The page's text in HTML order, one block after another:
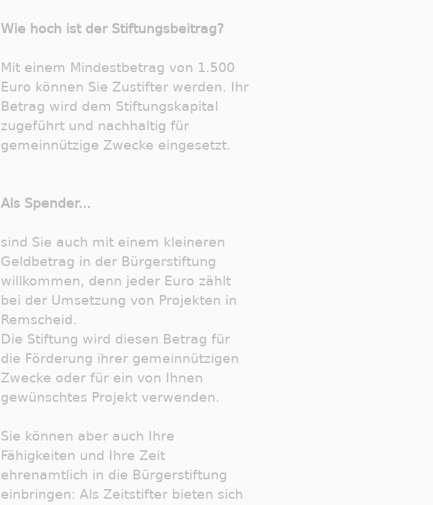
Wie hoch ist der Stiftungsbeitrag?
Mit einem Mindestbetrag von 1.500
Euro können Sie Zustifter werden. Ihr
Betrag wird dem Stiftungskapital
zugeführt und nachhaltig für
gemeinnützige Zwecke eingesetzt.
Als Spender...
sind Sie auch mit einem kleineren
Geldbetrag in der Bürgerstiftung
willkommen, denn jeder Euro zählt
bei der Umsetzung von Projekten in
Remscheid.
Die Stiftung wird diesen Betrag für
die Förderung ihrer gemeinnützigen
Zwecke oder für ein von Ihnen
gewünschtes Projekt verwenden.
Sie können aber auch Ihre
Fähigkeiten und Ihre Zeit
ehrenamtlich in die Bürgerstiftung
einbringen: Als Zeitstifter bieten sich